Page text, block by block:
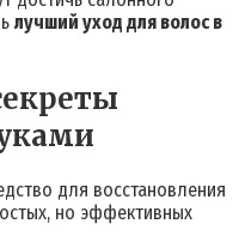
лучший уход для волос в
для восстановления
но эффективных